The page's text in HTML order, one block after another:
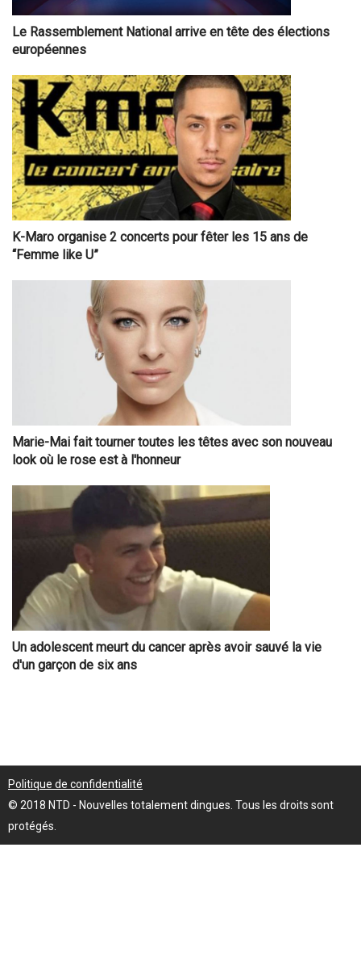
Le Rassemblement National arrive en tête des élections
européennes
K-Maro organise 2 concerts pour fêter les 15 ans de
“Femme like U”
Marie-Mai fait tourner toutes les têtes avec son nouveau
look où le rose est à l'honneur
Un adolescent meurt du cancer après avoir sauvé la vie
d'un garçon de six ans
Politique de confidentialité
© 2018 NTD - Nouvelles totalement dingues. Tous les droits sont
protégés.